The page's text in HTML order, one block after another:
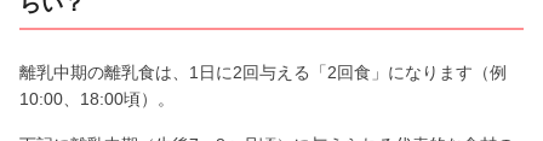
離乳中期の離乳食は、1日に2回与える「2回食」になります（例
10:00、18:00頃）。